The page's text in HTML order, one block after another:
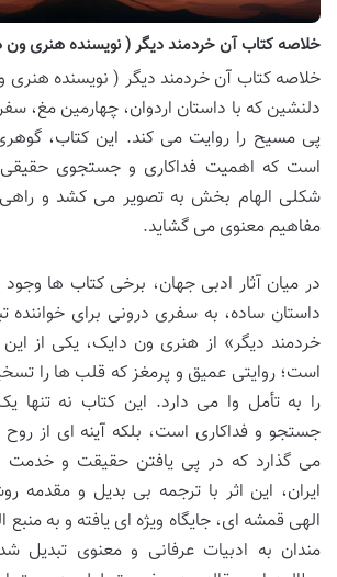
خلاصه کتاب آن خردمند دیگر ( نویسنده هنری ون
خلاصه کتاب آن خردمند دیگر ( نویسنده
دلنشین که با داستان اردوان، چهارمین مغ،
پی مسیح را روایت می کند. این کتاب،
است که اهمیت فداکاری و جستجوی حقیقی
شکلی الهام بخش به تصویر می کشد و
مفاهیم معنوی می گشاید.
در میان آثار ادبی جهان، برخی کتاب ها وجود
داستان ساده، به سفری درونی برای
خردمند دیگر» از هنری ون دایک، یکی از این
است؛ روایتی عمیق و پرمغز که قلب ها را
را به تأمل وا می دارد. این کتاب نه تنها
جستجو و فداکاری است، بلکه آینه ای از روح
می گذارد که در پی یافتن حقیقت و خدمت
ایران، این اثر با ترجمه بی بدیل و مقدمه
الهی قمشه ای، جایگاه ویژه ای یافته و به منبع
مندان به ادبیات عرفانی و معنوی تبدیل